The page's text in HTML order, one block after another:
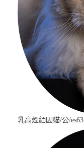
乳高煙緬因貓/公/es63